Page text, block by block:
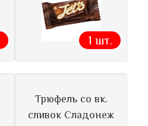
1 шт.
Трюфель со вк.
сливок Сладонеж